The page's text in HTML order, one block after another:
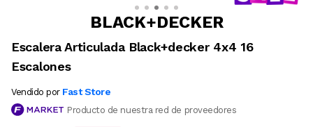
BLACK+DECKER
Escalera Articulada Black+decker 4x4 16
Escalones
Vendido por Fast Store
Producto de nuestra red de proveedores